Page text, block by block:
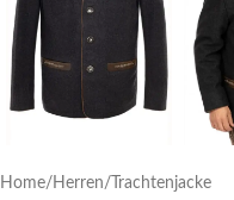
Home/Herren/ Trachtenjacke